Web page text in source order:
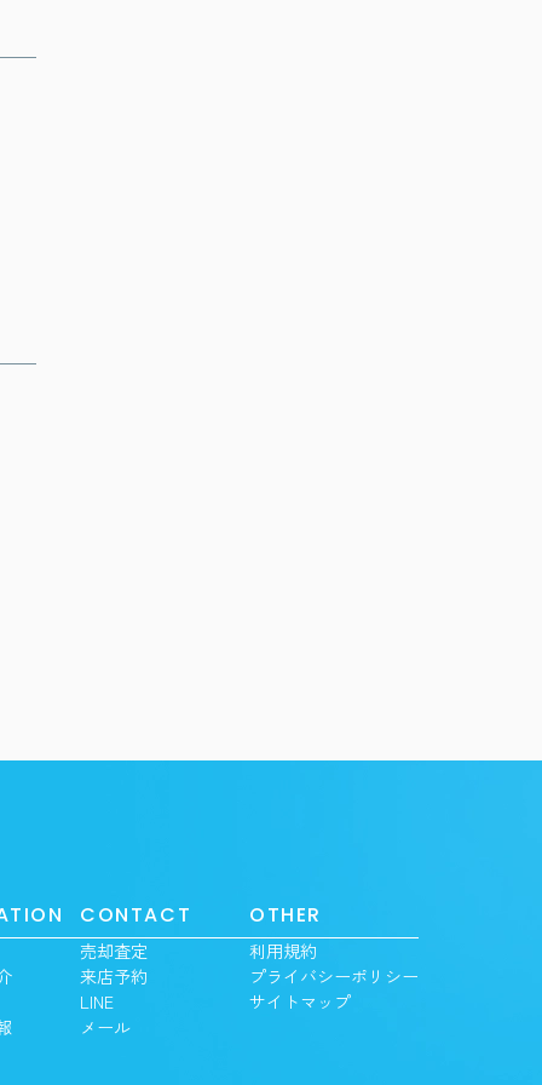
CONTACT
売却査定
来店予約
LINE
メール
OTHER
利用規約
プライバシーポリシー
サイトマップ